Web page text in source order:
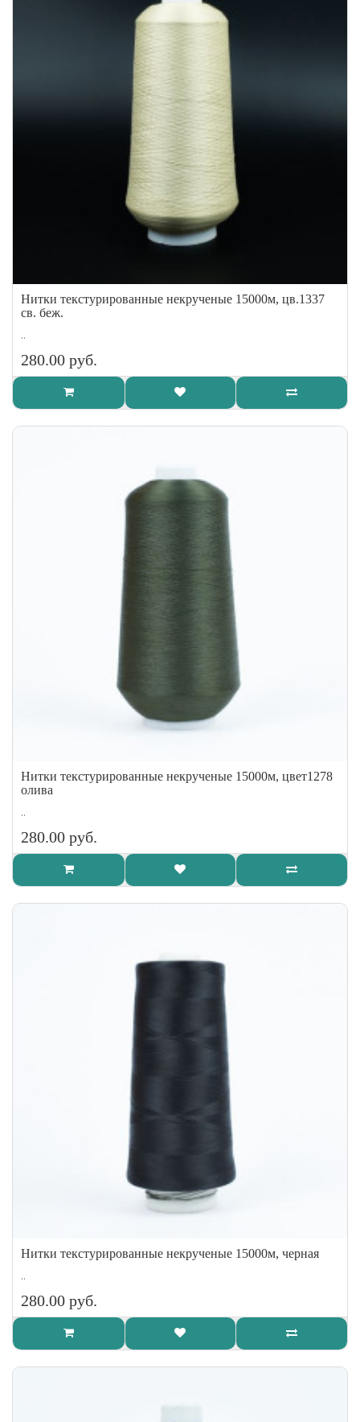
Нитки текстурированные некрученые 15000м, цв.1337
св. беж.
..
280.00 руб.
Нитки текстурированные некрученые 15000м, цвет1278
олива
..
280.00 руб.
Нитки текстурированные некрученые 15000м, черная
..
280.00 руб.